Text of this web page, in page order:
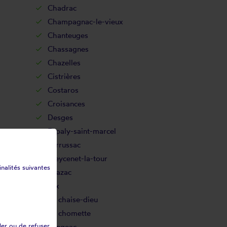
Chadrac
Champagnac-le-vieux
Chanteuges
Chassagnes
Chazelles
Cistrières
Costaros
Croisances
Desges
Espaly-saint-marcel
Ferrussac
Freycenet-la-tour
Grazac
Jax
La chaise-dieu
La chomette
suivantes